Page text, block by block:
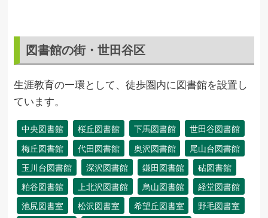
図書館の街・世田谷区
生涯教育の一環として、徒歩圏内に図書館を設置し
ています。
中央図書館 桜丘図書館 下馬図書館
世田谷図書館
梅丘図書館
代田図書館 奥沢図書館
尾山台図書館
玉川台図書館
深沢図書館 鎌田図書館
砧図書館
粕谷図書館
上北沢図書館 烏山図書館
経堂図書館
池尻図書室
松沢図書室 希望丘図書室
野毛図書室